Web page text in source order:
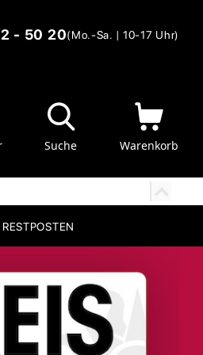
- 50 20(Mo.-Sa. | 10-17 Uhr)
Suche Warenkorb
RESTPOSTEN